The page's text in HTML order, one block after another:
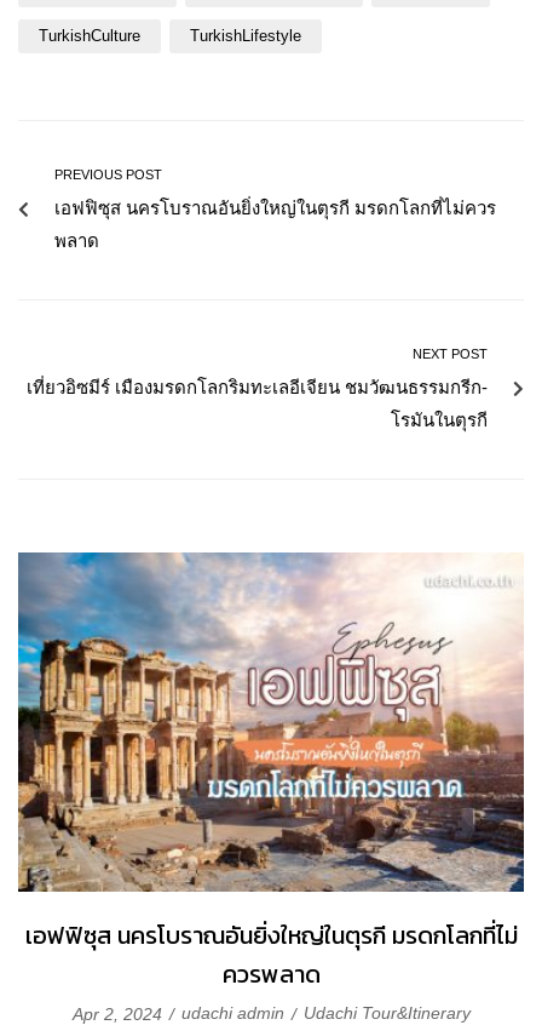
TurkishCulture TurkishLifestyle
PREVIOUS POST
เอฟฟิซุส นครโบราณอันยิ่งใหญ่ในตุรกี มรดกโลกที่ไม่ควร
พลาด
NEXT POST
เที่ยวอิซมีร์ เมืองมรดกโลกริมทะเลอีเจียน ชมวัฒนธรรมกรีก-
โรมันในตุรกี
เอฟฟิซุส นครโบราณอันยิ่งใหญ่ในตุรกี มรดกโลกที่ไม่
ควรพลาด
Apr 2, 2024 udachi admin Udachi Tour&Itinerary